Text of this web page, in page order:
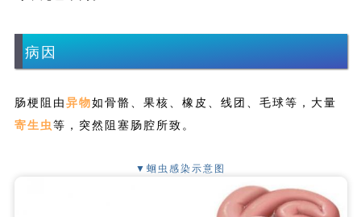
病因
肠梗阻由异物如骨骼、果核、橡皮、线团、毛球等，大量
寄生虫等，突然阻塞肠腔所致。
▼蛔虫感染示意图